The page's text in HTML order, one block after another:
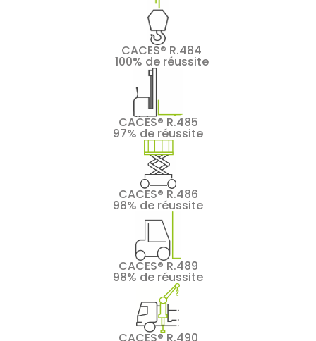
CACES® R.484
100% de réussite
CACES® R.485
97% de réussite
CACES® R.486
98% de réussite
CACES® R.489
98% de réussite